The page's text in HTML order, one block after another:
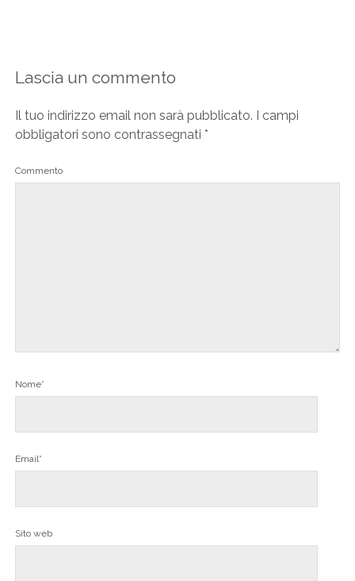
Lascia un commento
Il tuo indirizzo email non sarà pubblicato. I campi
obbligatori sono contrassegnati *
Commento
Nome*
Email*
Sito web